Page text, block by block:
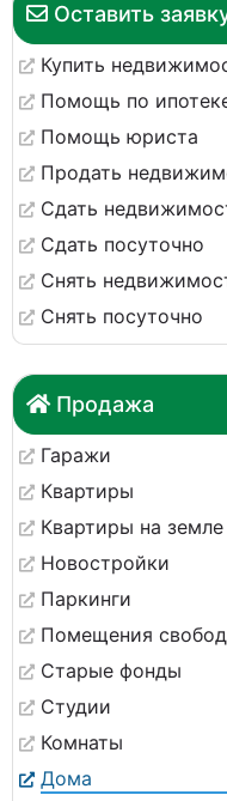
Оставить
Купить
Помощь по
Помощь юриста
Продать
Сдать
Сдать посуточно
Снять
Снять посуточно
Продажа
Гаражи
Квартиры
Квартиры на земле
Новостройки
Паркинги
Помещения
Старые фонды
Студии
Комнаты
Дома